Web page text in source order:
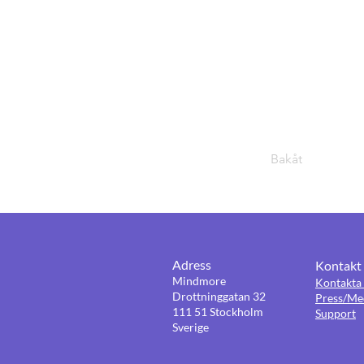
Bakåt
Adress
Mindmore
Drottninggatan 32
111 51 Stockholm
Sverige
Kontakt
Kontakta
Press/
Support